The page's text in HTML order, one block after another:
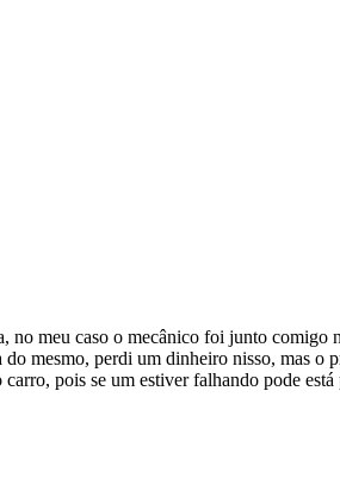
meu caso o mecânico foi junto comigo
mesmo, perdi um dinheiro nisso, mas o
pois se um estiver falhando pode